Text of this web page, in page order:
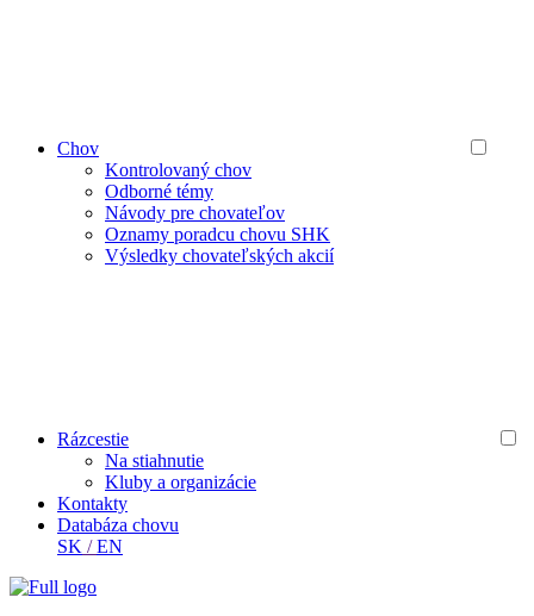
Chov
Kontrolovaný chov
Odborné témy
Návody pre chovateľov
Oznamy poradcu chovu SHK
Výsledky chovateľských akcií
Rázcestie
Na stiahnutie
Kluby a organizácie
Kontakty
Databáza chovu
SK /EN